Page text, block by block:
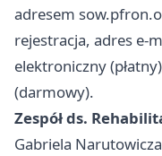
adresem
rejestracja, adres e-
elektroniczny
(darmowy).
Zespół ds.
Gabriela